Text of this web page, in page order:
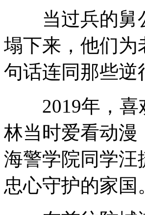
当过兵的舅公
塌下来，他们为
句话连同那些逆
2019年，喜
林当时爱看动漫
海警学院同学汪
忠心守护的家国